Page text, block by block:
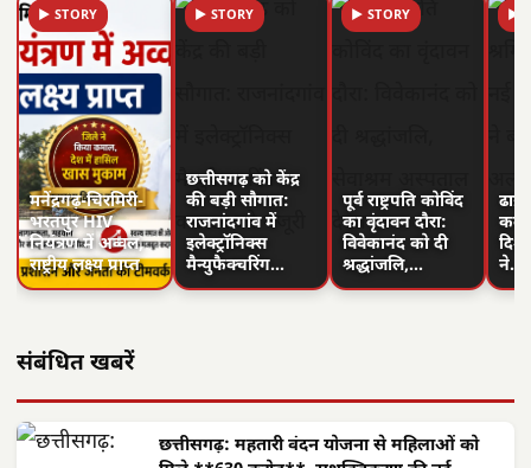
▶ STORY
मनेंद्रगढ़-चिरमिरी-
भरतपुर HIV
नियंत्रण में अव्वल,
राष्ट्रीय लक्ष्य प्राप्त
▶ STORY
छत्तीसगढ़ को केंद्र
की बड़ी सौगात:
राजनांदगांव में
इलेक्ट्रॉनिक्स
मैन्युफैक्चरिंग…
▶ STORY
पूर्व राष्ट्रपति कोविंद
का वृंदावन दौरा:
विवेकानंद को दी
श्रद्धांजलि,…
▶
ढाई
ने…
संबंधित खबरें
छत्तीसगढ़: महतारी वंदन योजना से महिलाओं को